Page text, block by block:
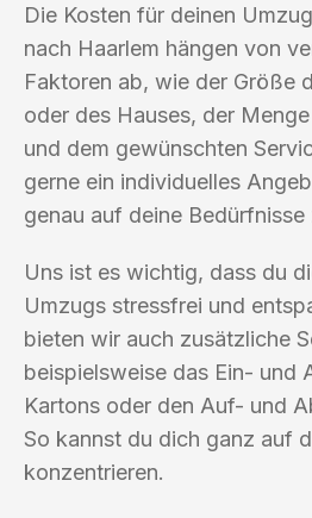
Die Kosten für deinen
nach Haarlem hängen von
Faktoren ab, wie der Größe
oder des Hauses, der
und dem gewünschten
gerne ein individuelles
genau auf deine
Uns ist es wichtig, dass du
Umzugs stressfrei und
bieten wir auch zusätzliche
beispielsweise das Ein- und
Kartons oder den Auf- und
So kannst du dich ganz auf
konzentrieren.